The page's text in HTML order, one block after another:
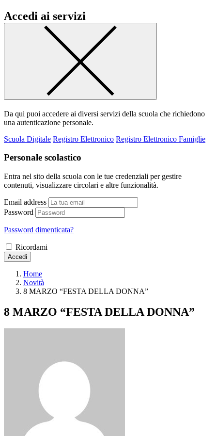
Accedi ai servizi
Da qui puoi accedere ai diversi servizi della scuola che richiedono
una autenticazione personale.
Scuola Digitale Registro Elettronico Registro Elettronico Famiglie
Personale scolastico
Entra nel sito della scuola con le tue credenziali per gestire
contenuti, visualizzare circolari e altre funzionalità.
Email address
Password
Password dimenticata?
Ricordami
Accedi
Home
Novità
8 MARZO “FESTA DELLA DONNA”
8 MARZO “FESTA DELLA DONNA”